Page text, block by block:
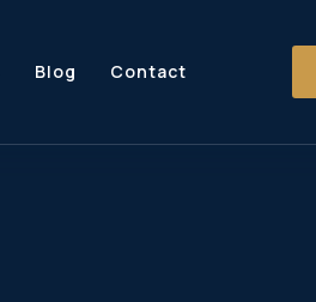
Blog Contact